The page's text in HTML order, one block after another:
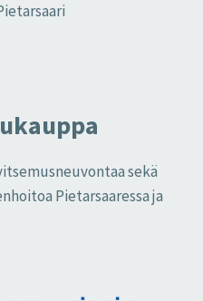
sekä
Pietarsaaressa ja